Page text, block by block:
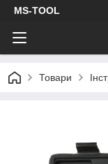
MS-TOOL
Товари